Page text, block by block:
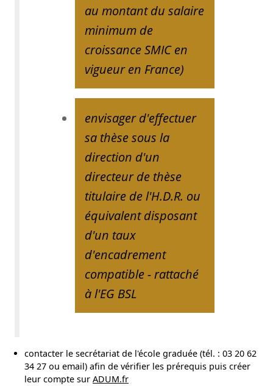
au montant du salaire
minimum de
croissance SMIC en
vigueur en France)
envisager d'effectuer
sa thèse sous la
direction d'un
directeur de thèse
titulaire de l'H.D.R. ou
équivalent disposant
d'un taux
d'encadrement
compatible - rattaché
à l'EG BSL
contacter le secrétariat de l'école graduée (tél. : 03 20 62
34 27 ou email) afin de vérifier les prérequis puis créer
leur compte sur ADUM.fr